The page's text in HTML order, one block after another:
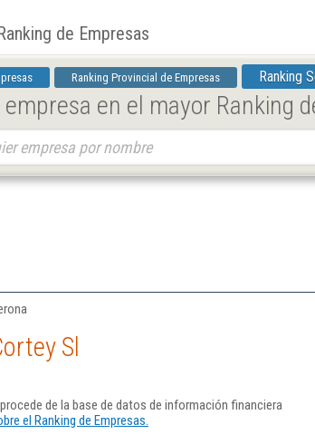
de Empresas
Ranking Provincial de Empresas Ranking
en el mayor Ranking
Sl
de la base de datos de información financiera
el Ranking de Empresas.